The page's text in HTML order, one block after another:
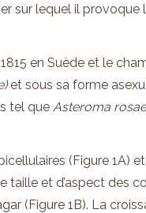
sur lequel il provoque
en Suède et le
et sous sa forme
tel que Asteroma
(Figure 1A)
et d’aspect des
(Figure 1B). La